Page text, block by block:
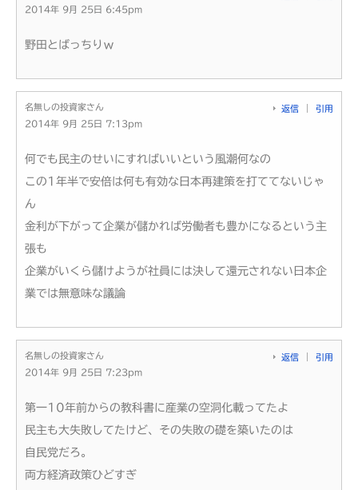
2014年 9月 25日 6:45pm
野田とばっちりｗ
名無しの投資家さん
2014年 9月 25日 7:13pm
返信 引用
何でも民主のせいにすればいいという風潮何なの
この1年半で安倍は何も有効な日本再建策を打ててないじゃ
ん
金利が下がって企業が儲かれば労働者も豊かになるという主
張も
企業がいくら儲けようが社員には決して還元されない日本企
業では無意味な議論
名無しの投資家さん
2014年 9月 25日 7:23pm
返信 引用
第一10年前からの教科書に産業の空洞化載ってたよ
民主も大失敗してたけど、その失敗の礎を築いたのは
自民党だろ。
両方経済政策ひどすぎ